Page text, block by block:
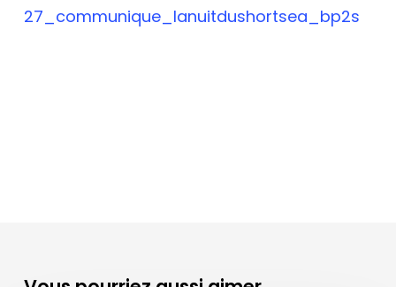
27_communique_lanuitdushortsea_bp2s